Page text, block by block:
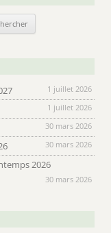
1 juillet 2026
1 juillet 2026
30 mars 2026
30 mars 2026
2026
30 mars 2026